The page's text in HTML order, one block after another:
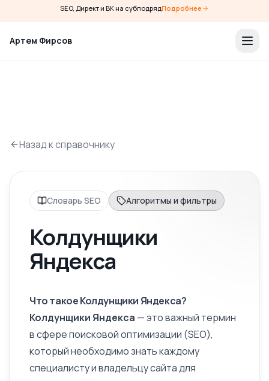
SEO, Директ и ВК на субподрядПодробнее
Артем Фирсов
Назад к справочнику
Словарь SEO Алгоритмы и фильтры
Колдунщики
Яндекса
Что такое Колдунщики Яндекса?
Колдунщики Яндекса — это важный термин
в сфере поисковой оптимизации (SEO),
который необходимо знать каждому
специалисту и владельцу сайта для